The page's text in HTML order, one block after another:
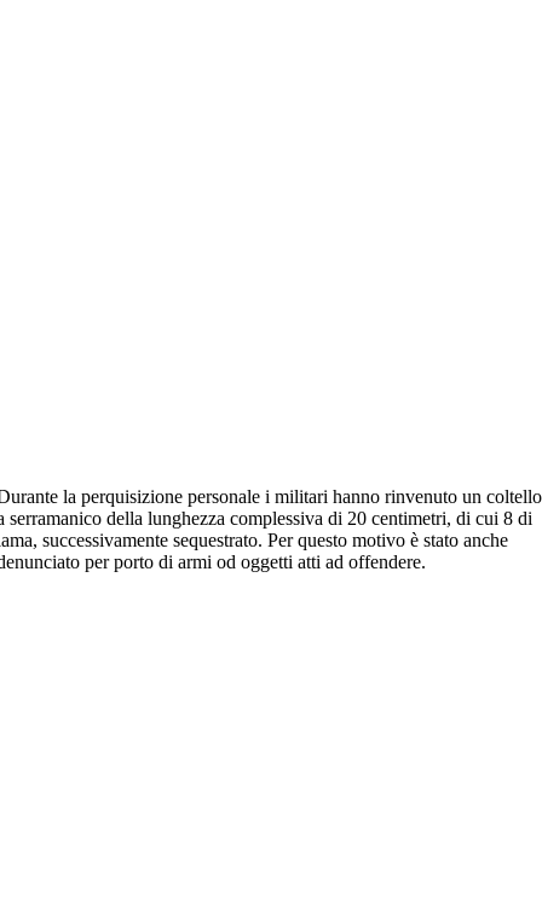
la perquisizione personale i militari hanno rinvenuto un coltello
serramanico della lunghezza complessiva di 20 centimetri, di cui 8 di
successivamente sequestrato. Per questo motivo è stato anche
per porto di armi od oggetti atti ad offendere.